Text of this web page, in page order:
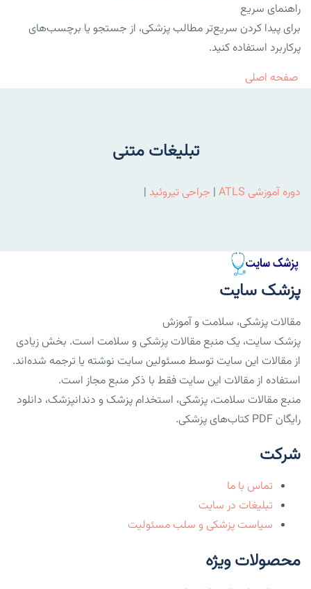
راهنمای سریع
برای پیدا کردن سریع‌تر مطالب پزشکی، از جستجو یا برچسب‌های
پرکاربرد استفاده کنید.
صفحه اصلی
تبلیغات متنی
دوره آموزشی ATLS | جراحی تیروئید |
پزشک سایت
مقالات پزشکی، سلامت و آموزش
پزشک سایت، یک منبع مقالات پزشکی و سلامت است. بخش زیادی
از مقالات این سایت توسط مسئولین سایت نوشته یا ترجمه شده‌اند.
استفاده از مقالات این سایت فقط با ذکر منبع مجاز است.
منبع مقالات سلامت، پزشکی، استخدام پزشک و دندانپزشک، دانلود
رایگان PDF کتاب‌های پزشکی.
شرکت
تماس با ما
تبلیغات در سایت
سیاست پزشکی و سلب مسئولیت
محصولات ویژه